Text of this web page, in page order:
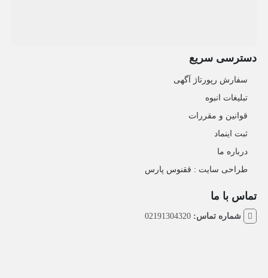
دسترسی سریع
سفارش رپورتاژ آگهی
تبلیغات انبوه
قوانین و مقررات
ثبت اینماد
درباره ما
طراحی سایت : ققنوس پارس
تماس با ما
شماره تماس:02191304320